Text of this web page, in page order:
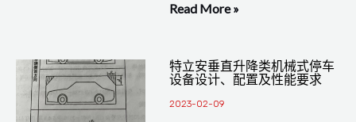
Read More »
特立安垂直升降类机械式停车
设备设计、配置及性能要求
2023-02-09